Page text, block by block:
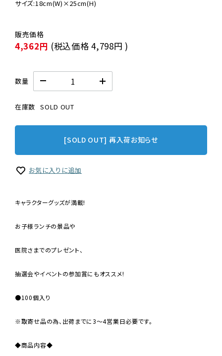
4,362円 (税込価格4,798円 )
数量
在庫数 SOLD OUT
[SOLD OUT] 再入荷お知らせ
お気に入りに追加
キャラクターグッズが満載!
お子様ランチの景品や
医院さまでのプレゼント、
抽選会やイベントの参加賞にもオススメ!
●100個入り
※取寄せ品の為、出荷までに3〜4営業日必要です。
◆商品内容◆